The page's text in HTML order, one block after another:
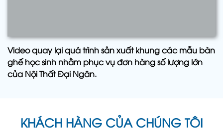
Video quay lại quá trình sản xuất khung các mẫu bàn
ghế học sinh nhằm phục vụ đơn hàng số lượng lớn
của Nội Thất Đại Ngân.
KHÁCH HÀNG CỦA CHÚNG TÔI